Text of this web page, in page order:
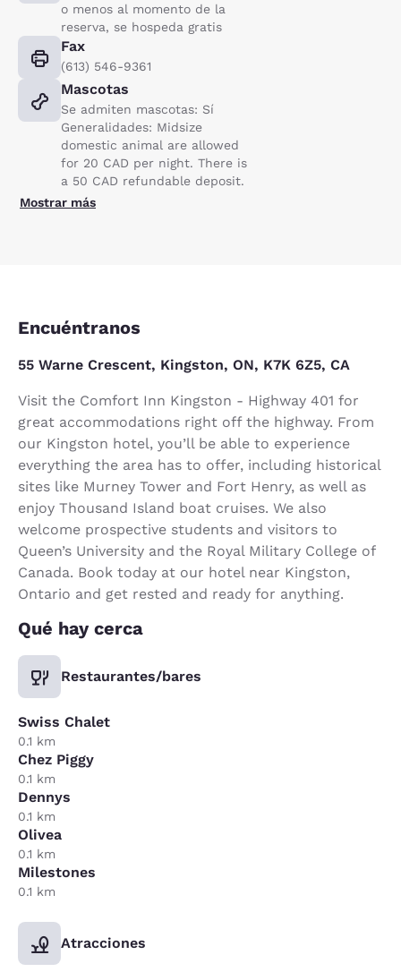
o menos al momento de la
reserva, se hospeda gratis
Fax
(613) 546-9361
Mascotas
Se admiten mascotas: Sí
Generalidades: Midsize
domestic animal are allowed
for 20 CAD per night. There is
a 50 CAD refundable deposit.
Mostrar más
Encuéntranos
55 Warne Crescent, Kingston, ON, K7K 6Z5, CA
Visit the Comfort Inn Kingston - Highway 401 for
great accommodations right off the highway. From
our Kingston hotel, you’ll be able to experience
everything the area has to offer, including historical
sites like Murney Tower and Fort Henry, as well as
enjoy Thousand Island boat cruises. We also
welcome prospective students and visitors to
Queen’s University and the Royal Military College of
Canada. Book today at our hotel near Kingston,
Ontario and get rested and ready for anything.
Qué hay cerca
Restaurantes/bares
Swiss Chalet
0.1 km
Chez Piggy
0.1 km
Dennys
0.1 km
Olivea
0.1 km
Milestones
0.1 km
Atracciones